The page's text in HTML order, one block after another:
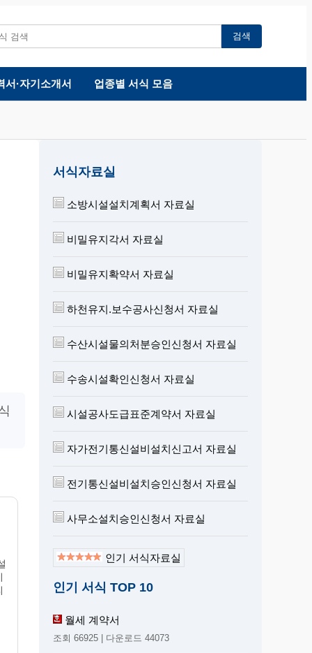
검색
서·자기소개서 업종별 서식 모음
서식자료실
소방시설설치계획서 자료실
비밀유지각서 자료실
비밀유지확약서 자료실
하천유지.보수공사신청서 자료실
수산시설물의처분승인신청서 자료실
수송시설확인신청서 자료실
시설공사도급표준계약서 자료실
자가전기통신설비설치신고서 자료실
전기통신설비설치승인신청서 자료실
사무소설치승인신청서 자료실
인기 서식자료실
인기 서식 TOP 10
월세 계약서
조회 66925 | 다운로드 44073